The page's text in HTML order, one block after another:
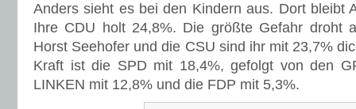
Anders sieht es bei den Kindern aus. Dort bleibt
Ihre CDU holt 24,8%. Die größte Gefahr droht
Horst Seehofer und die CSU sind ihr mit 23,7%
Kraft ist die SPD mit 18,4%, gefolgt von den
LINKEN mit 12,8% und die FDP mit 5,3%.